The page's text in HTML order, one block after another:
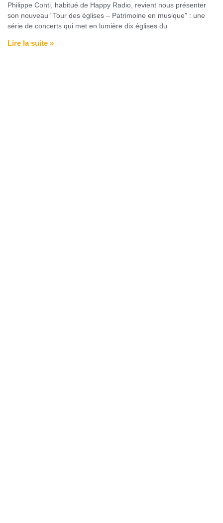
Philippe Conti, habitué de Happy Radio, revient nous présenter
son nouveau “Tour des églises – Patrimoine en musique” : une
série de concerts qui met en lumière dix églises du
Lire la suite »